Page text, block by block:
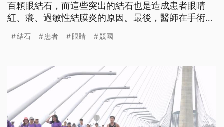
百顆眼結石，而這些突出的結石也是造成患者眼睛
紅、癢、過敏性結膜炎的原因。最後，醫師在手術顯
結石 患者 眼睛 競國